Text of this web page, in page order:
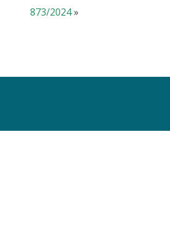
873/2024»